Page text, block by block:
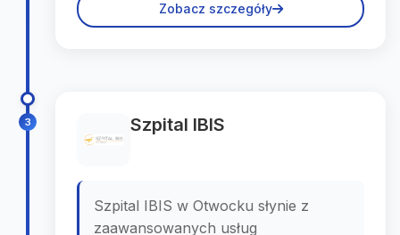
Zobacz szczegóły
3 Szpital IBIS
Szpital IBIS w Otwocku słynie z
zaawansowanych usług